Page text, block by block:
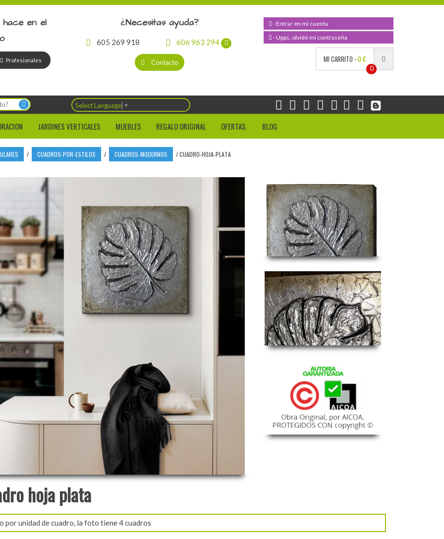
en el
Profesionales
¿Necesitas ayuda?
605 269 918 606 963 294
Contacto
- Entrar en mi cuenta
- Upps, olvidé mi contraseña
MI CARRITO -0 €
0
Select Language ▼
JARDINES VERTICALES MUEBLES REGALO ORIGINAL OFERTAS. BLOG
/ CUADROS-POR-ESTILOS / CUADROS-MODERNOS /CUADRO-HOJA-PLATA
hoja plata
por unidad de cuadro, la foto tiene 4 cuadros